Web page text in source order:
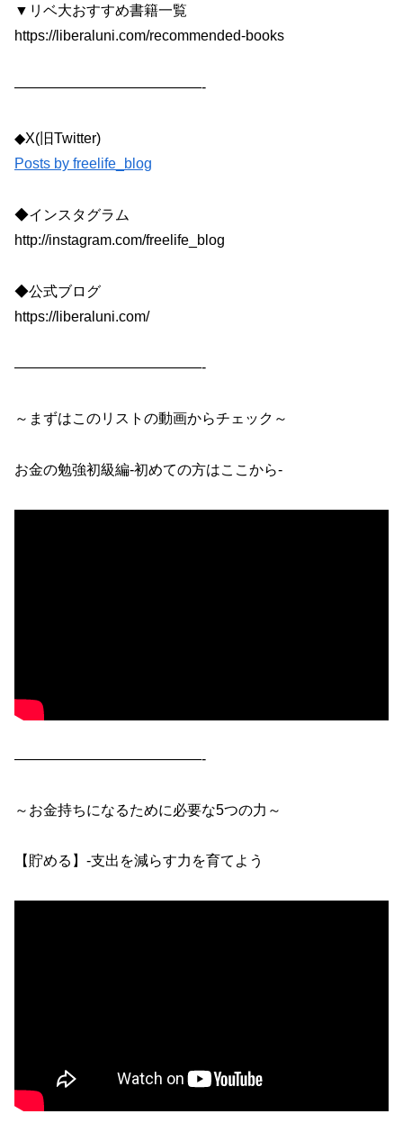
▼リベ大おすすめ書籍一覧
https://liberaluni.com/recommended-books
—————————————-
◆X(旧Twitter)
Posts by freelife_blog
◆インスタグラム
http://instagram.com/freelife_blog
◆公式ブログ
https://liberaluni.com/
—————————————-
～まずはこのリストの動画からチェック～
お金の勉強初級編-初めての方はここから-
—————————————-
～お金持ちになるために必要な5つの力～
【貯める】-支出を減らす力を育てよう